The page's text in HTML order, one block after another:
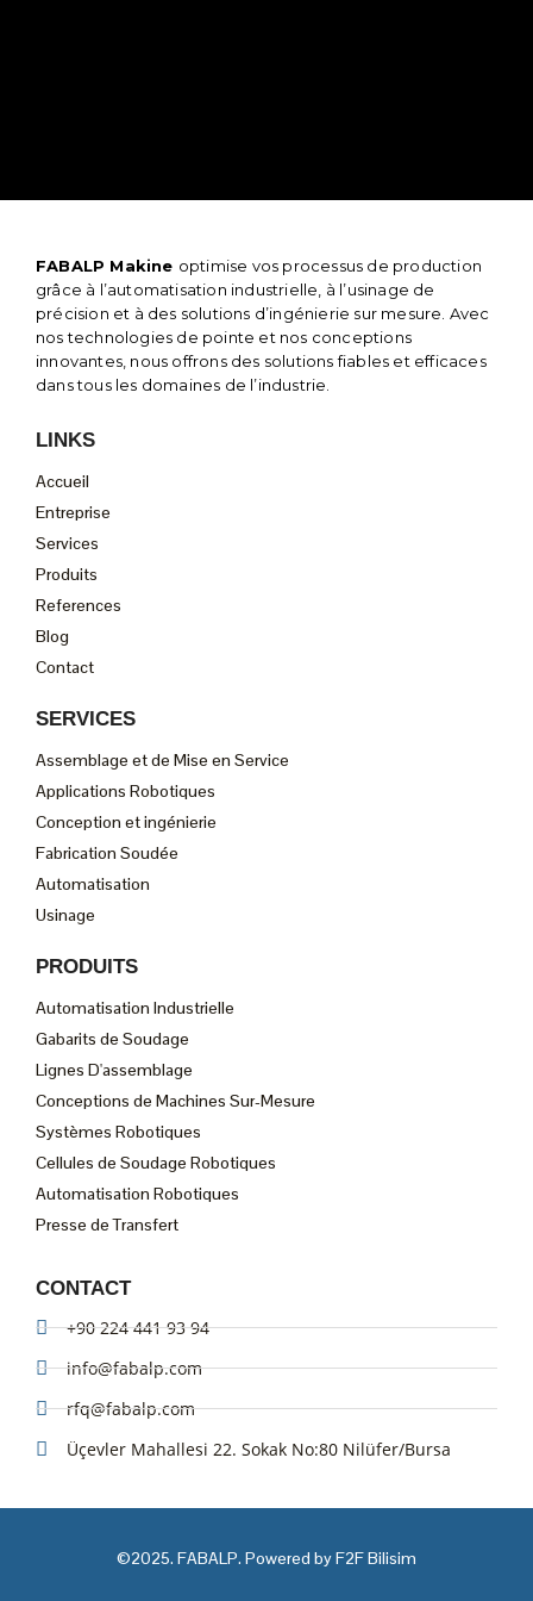
FABALP Makine optimise vos processus de production
grâce à l’automatisation industrielle, à l’usinage de
précision et à des solutions d’ingénierie sur mesure. Avec
nos technologies de pointe et nos conceptions
innovantes, nous offrons des solutions fiables et efficaces
dans tous les domaines de l’industrie.
LINKS
Accueil
Entreprise
Services
Produits
References
Blog
Contact
SERVICES
Assemblage et de Mise en Service
Applications Robotiques
Conception et ingénierie
Fabrication Soudée
Automatisation
Usinage
PRODUITS
Automatisation Industrielle
Gabarits de Soudage
Lignes D'assemblage
Conceptions de Machines Sur-Mesure
Systèmes Robotiques
Cellules de Soudage Robotiques
Automatisation Robotiques
Presse de Transfert
CONTACT
+90 224 441 93 94
info@fabalp.com
rfq@fabalp.com
Üçevler Mahallesi 22. Sokak No:80 Nilüfer/Bursa
©2025. FABALP. Powered by F2F Bilisim